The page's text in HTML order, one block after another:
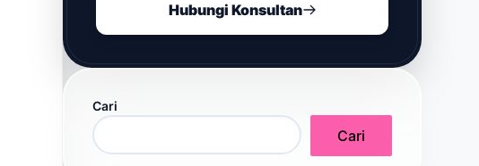
Hubungi Konsultan
Cari
Cari